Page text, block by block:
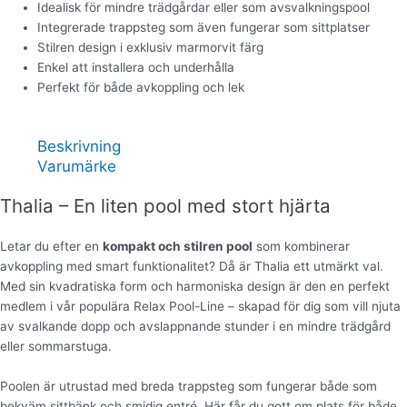
Idealisk för mindre trädgårdar eller som avsvalkningspool
Integrerade trappsteg som även fungerar som sittplatser
Stilren design i exklusiv marmorvit färg
Enkel att installera och underhålla
Perfekt för både avkoppling och lek
Beskrivning
Varumärke
Thalia – En liten pool med stort hjärta
Letar du efter en kompakt och stilren pool som kombinerar
avkoppling med smart funktionalitet? Då är Thalia ett utmärkt val.
Med sin kvadratiska form och harmoniska design är den en perfekt
medlem i vår populära Relax Pool-Line – skapad för dig som vill njuta
av svalkande dopp och avslappnande stunder i en mindre trädgård
eller sommarstuga.
Poolen är utrustad med breda trappsteg som fungerar både som